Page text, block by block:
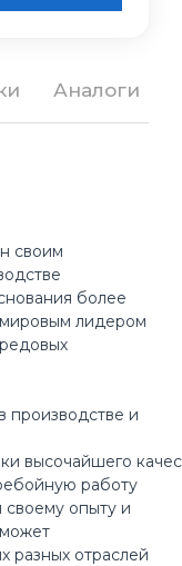
Аналоги
своим
более
мировым лидером
производстве и
высочайшего
работу
опыту и
разных отраслей